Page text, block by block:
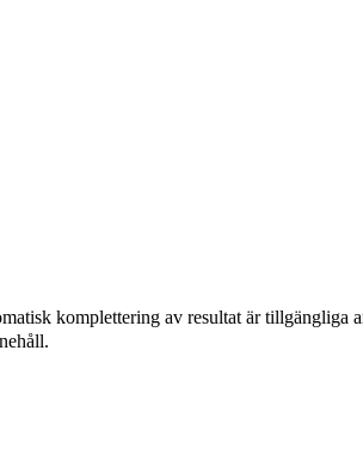
komplettering av resultat är tillgängliga